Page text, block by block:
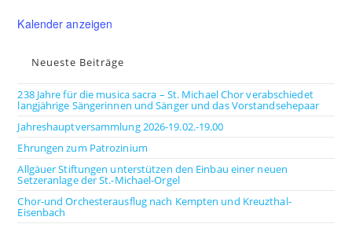
Kalender anzeigen
Neueste Beiträge
238 Jahre für die musica sacra – St. Michael Chor verabschiedet
langjährige Sängerinnen und Sänger und das Vorstandsehepaar
Jahreshauptversammlung 2026-19.02.-19.00
Ehrungen zum Patrozinium
Allgäuer Stiftungen unterstützen den Einbau einer neuen
Setzeranlage der St.-Michael-Orgel
Chor-und Orchesterausflug nach Kempten und Kreuzthal-
Eisenbach